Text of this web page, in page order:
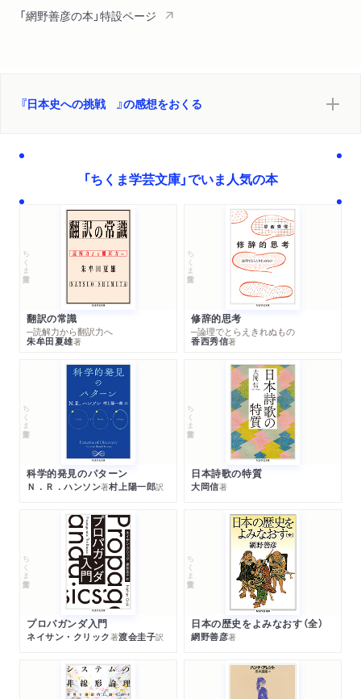
「網野善彦の本」特設ページ
『日本史への挑戦 』の感想をおくる
「ちくま学芸文庫」でいま人気の本
ちくま学芸文庫
翻訳の常識
─読解力から翻訳力へ
朱牟田夏雄著
ちくま学芸文庫
修辞的思考
─論理でとらえきれぬもの
香西秀信著
ちくま学芸文庫
科学的発見のパターン
Ｎ．Ｒ．ハンソン著村上陽一郎訳
ちくま学芸文庫
日本詩歌の特質
大岡信著
ちくま学芸文庫
プロパガンダ入門
ネイサン・クリック著渡会圭子訳
ちくま学芸文庫
日本の歴史をよみなおす（全）
網野善彦著